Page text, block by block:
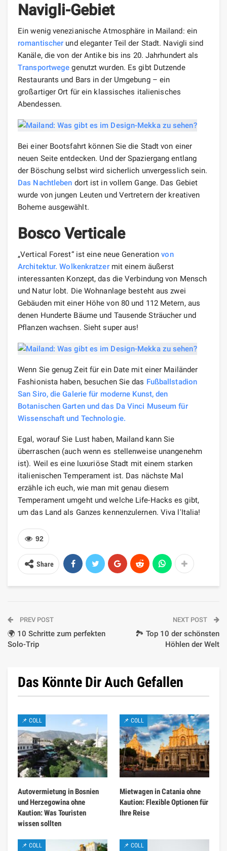
Navigli-Gebiet
Ein wenig venezianische Atmosphäre in Mailand: ein
romantischer und eleganter Teil der Stadt. Navigli sind
Kanäle, die von der Antike bis ins 20. Jahrhundert als
Transportwege genutzt wurden. Es gibt Dutzende
Restaurants und Bars in der Umgebung – ein
großartiger Ort für ein klassisches italienisches
Abendessen.
Bei einer Bootsfahrt können Sie die Stadt von einer
neuen Seite entdecken. Und der Spaziergang entlang
der Böschung selbst wird sicherlich unvergesslich sein.
Das Nachtleben dort ist in vollem Gange. Das Gebiet
wurde von jungen Leuten und Vertretern der kreativen
Boheme ausgewählt.
Bosco Verticale
„Vertical Forest“ ist eine neue Generationvon
Architektur. Wolkenkratzermit einem äußerst
interessanten Konzept, das die Verbindung von Mensch
und Natur lobt. Die Wohnanlage besteht aus zwei
Gebäuden mit einer Höhe von 80 und 112 Metern, aus
denen Hunderte Bäume und Tausende Sträucher und
Pflanzen wachsen. Sieht super aus!
Wenn Sie genug Zeit für ein Date mit einer Mailänder
Fashionista haben, besuchen Sie das Fußballstadion
San Siro, die Galerie für moderne Kunst, den
Botanischen Garten und das Da Vinci Museum für
Wissenschaft und Technologie.
Egal, worauf Sie Lust haben, Mailand kann Sie
überraschen (auch wenn es stellenweise unangenehm
ist). Weil es eine luxuriöse Stadt mit einem starken
italienischen Temperament ist. Das nächste Mal
erzähle ich euch, wie man mit genau diesem
Temperament umgeht und welche Life-Hacks es gibt,
um das Land als Ganzes kennenzulernen. Viva l'Italia!
92
Share
PREV POST
🌍 10 Schritte zum perfekten
Solo-Trip
NEXT POST
🏞️ Top 10 der schönsten
Höhlen der Welt
Das Könnte Dir Auch Gefallen
📌 COLL
Autovermietung in Bosnien
und Herzegowina ohne
Kaution: Was Touristen
wissen sollten
📌 COLL
Mietwagen in Catania ohne
Kaution: Flexible Optionen für
Ihre Reise
📌 COLL 📌 COLL